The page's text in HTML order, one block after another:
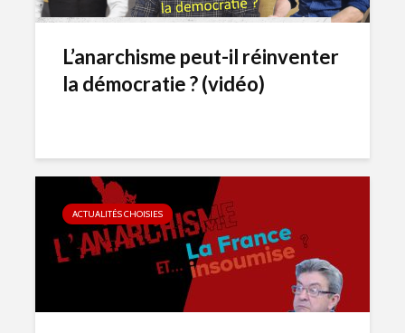
L’anarchisme peut-il réinventer
la démocratie ? (vidéo)
ACTUALITÉS CHOISIES